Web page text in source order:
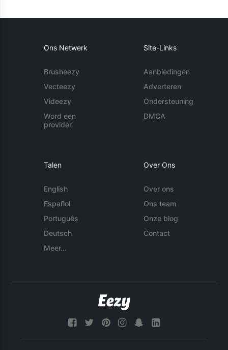
Ons Netwerk
Brusheezy
Vecteezy
Videezy
Word een
provider
Site-Links
Aanbiedingen
Adverteren
Ondersteuning
DMCA
Talen
English
Español
Português
Deutsch
Meer...
Over Ons
Over ons
Ons team
Onze blog
Contact